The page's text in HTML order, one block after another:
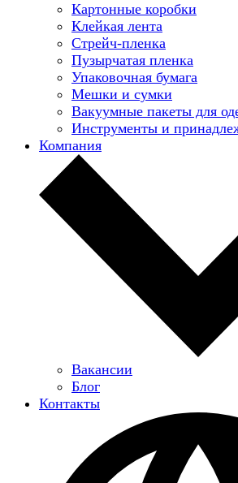
Картонные коробки
Клейкая лента
Стрейч-пленка
Пузырчатая пленка
Упаковочная бумага
Мешки и сумки
Вакуумные пакеты для
Инструменты и
Компания
Вакансии
Блог
Контакты